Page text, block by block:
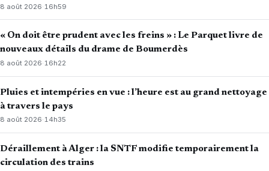
8 août 2026· 16h59
« On doit être prudent avec les freins » : Le Parquet livre de
nouveaux détails du drame de Boumerdès
8 août 2026·16h22
Pluies et intempéries en vue : l’heure est au grand nettoyage
à travers le pays
8 août 2026·14h35
Déraillement à Alger : la SNTF modifie temporairement la
circulation des trains